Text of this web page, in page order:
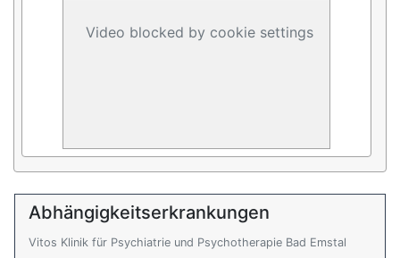
Video blocked by cookie settings
Abhängigkeitserkrankungen
Vitos Klinik für Psychiatrie und Psychotherapie Bad Emstal